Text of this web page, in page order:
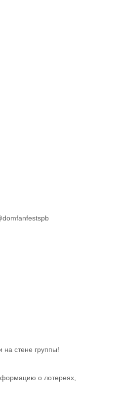
на стене группы!
о лотереях,